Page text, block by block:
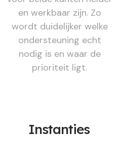
en werkbaar zijn. Zo
wordt duidelijker welke
ondersteuning echt
nodig is en waar de
prioriteit ligt.
Instanties